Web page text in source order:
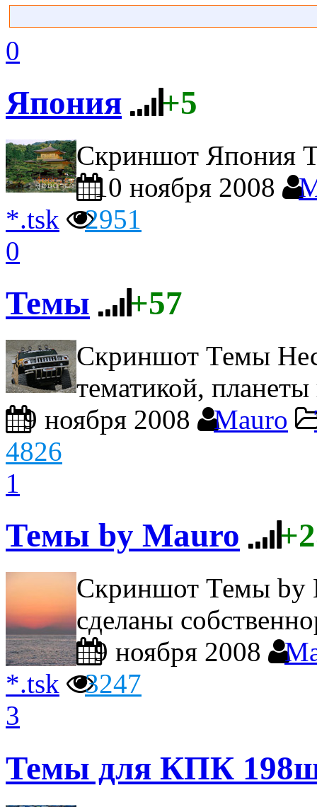
0
Япония +5
Скриншот Япония
10 ноября 2008
*.tsk
2951
0
Темы +57
Скриншот Темы
тематикой,
9 ноября 2008
Mauro
4826
1
Темы by Mauro
Скриншот Темы by
сделаны
9 ноября 2008
*.tsk
3247
3
Темы для КПК